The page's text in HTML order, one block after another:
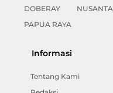
DOBERAY
PAPUA RAYA
Informasi
Tentang Kami